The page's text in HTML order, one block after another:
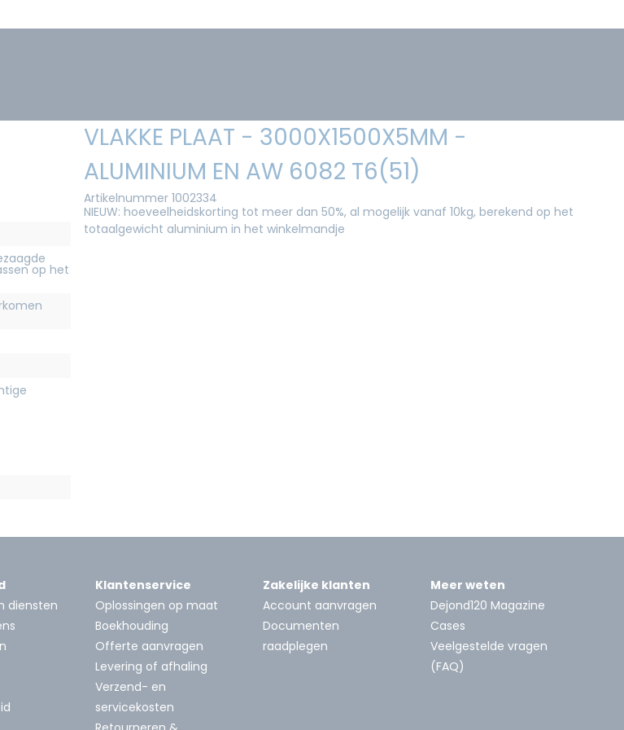
op het
VLAKKE PLAAT - 3000X1500X5MM -
ALUMINIUM EN AW 6082 T6(51)
Artikelnummer 1002334
NIEUW: hoeveelheidskorting tot meer dan 50%, al mogelijk vanaf 10kg, berekend op het
totaalgewicht aluminium in het winkelmandje
diensten
Klantenservice
Oplossingen op maat
Boekhouding
Offerte aanvragen
Levering of afhaling
Verzend- en
servicekosten
Zakelijke klanten
Account aanvragen
Documenten
raadplegen
Meer weten
Dejond120 Magazine
Cases
Veelgestelde vragen
(FAQ)